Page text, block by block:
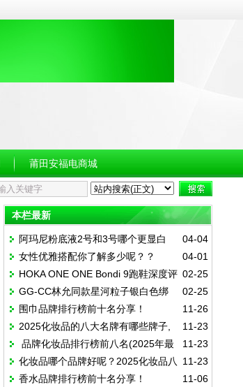
莆田安福电商城
本栏最新
04-04
阿玛尼粉底液2号和3号哪个更显白
呢？
04-01
女性优雅搭配你了解多少呢？？
02-25
HOKA ONE ONE Bondi 9跑鞋深度评
测：超厚缓震与支撑性能全解析
02-25
GG-CC林允同款星河粒子银白色绑
带镂空老爹鞋
11-26
围巾品牌排行榜前十名分享！
11-23
2025化妆品的八大名牌有哪些牌子,
快来了解一下吧!这些牌子你都知道吗!
11-23
品牌化妆品排行榜前八名(2025年最
新)
11-23
化妆品哪个品牌好呢？2025化妆品八
大品牌排行榜
11-06
香水品牌排行榜前十名分享！